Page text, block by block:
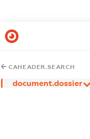
CAHEADER.SEARCH
document.dossier